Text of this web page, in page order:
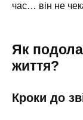
час… він не
Як
життя?
Кроки до